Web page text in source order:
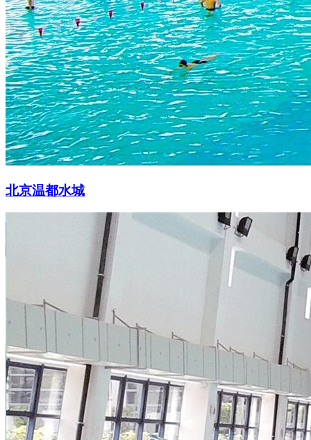
北京温都水城